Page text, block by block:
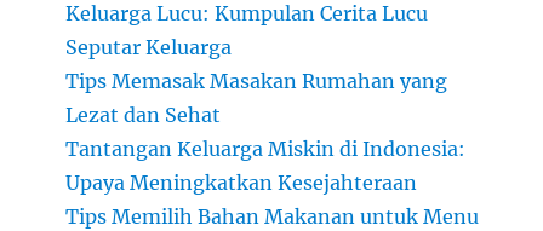
Keluarga Lucu: Kumpulan Cerita Lucu
Seputar Keluarga
Tips Memasak Masakan Rumahan yang
Lezat dan Sehat
Tantangan Keluarga Miskin di Indonesia:
Upaya Meningkatkan Kesejahteraan
Tips Memilih Bahan Makanan untuk Menu